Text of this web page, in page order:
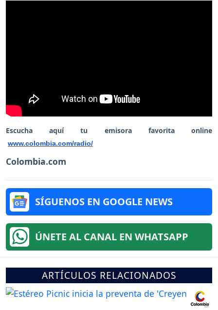
Escucha aquí tu emisora favorita online
www.colombia.com/radio/
Colombia.com
SÍGUENOS EN GOOGLE NEWS
ÚNETE AL CANAL EN WHATSAPP
ARTÍCULOS RELACIONADOS